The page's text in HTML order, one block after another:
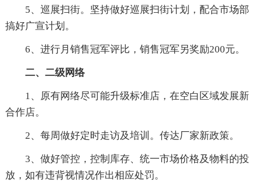
5、巡展扫街。坚持做好巡展扫街计划，配合市场部
搞好广宣计划。
6、进行月销售冠军评比，销售冠军另奖励200元。
二、二级网络
1、原有网络尽可能升级标准店，在空白区域发展新
合作店。
2、每周做好定时走访及培训。传达厂家新政策。
3、做好管控，控制库存、统一市场价格及物料的投
放，如有违背视情况作出相应处罚。